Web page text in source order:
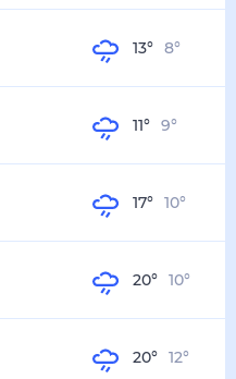
13° 8°
11° 9°
17° 10°
20° 10°
20° 12°